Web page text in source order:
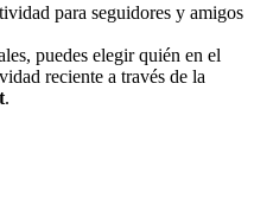
para seguidores y amigos
puedes elegir quién en el
reciente a través de la
.